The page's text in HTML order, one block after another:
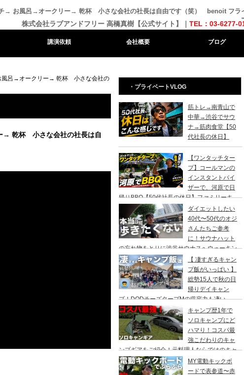
→ お風呂→オークリー→ 乾杯 小さな会社の社長は自由です（笑） benoit フラ
株式会社ラブアンドフリー 高橋真樹【公式サイト】｜ TEL：03-6277-
講演依頼 会社概要 ブログ
風呂→オークリー→ 乾杯 小さな会社の
→ 乾杯 小さな会社の社長は自
・プライベートVLOG
筋トレ→南青山で
中華→渋谷でサウ
ナ→筋肉食堂【50
代社長の休日】
【ワンタッチター
プ】コールマンの
インスタントバイ
ザーで、河原で日
帰りBBQ【50代社長の休日】ファミリーキ
ャンプ初心者さんは、まずこのスタイルでデ
イキャンプがおすすめです。
ダイエットしたい
40代〜50代のオジ
さんたちご参考
に！サウナハット
の忘れ物をとりに渋谷サウナスへウォーキン
グ→ ランチはカレー食べに六本木のCoCo壱
番屋へ
【 凄すぎるキャン
プ飯がいっぱい 】
総勢15人で秋の日
帰りデイキャン
プ！DODチーズタープMの収容力も凄い。
都内のキャンプ場”秋川橋河川公園バーベキ
ューランド”
キャンプ歴1年で
ソロキャンプにど
ハマり！コスパ最
強こだわりのキャ
ンプギアをご紹介！元料理人ならではのキャ
ンプ飯も堪能。今回は、千葉県一番星キャン
プ場で雨キャンプでソログルキャンプ。
MY電動キックボ
ードで表参道〜赤